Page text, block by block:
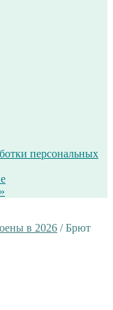
персональных
в 2026 /Брют